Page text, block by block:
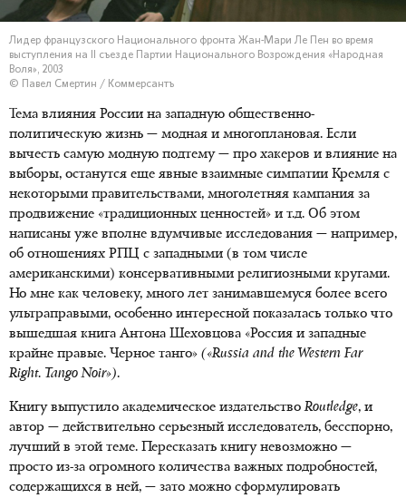
Лидер французского Национального фронта Жан-Мари Ле Пен во время
выступления на II съезде Партии Национального Возрождения «Народная
Воля», 2003
© Павел Смертин / Коммерсантъ
Тема влияния России на западную общественно-
политическую жизнь — модная и многоплановая. Если
вычесть самую модную подтему — про хакеров и влияние на
выборы, останутся еще явные взаимные симпатии Кремля с
некоторыми правительствами, многолетняя кампания за
продвижение «традиционных ценностей» и т.д. Об этом
написаны уже вполне вдумчивые исследования — например,
об отношениях РПЦ с западными (в том числе
американскими) консервативными религиозными кругами.
Но мне как человеку, много лет занимавшемуся более всего
ультраправыми, особенно интересной показалась только что
вышедшая книга Антона Шеховцова «Россия и западные
крайне правые. Черное танго» («Russia and the Western Far
Right. Tango Noir»).
Книгу выпустило академическое издательствоRoutledge, и
автор — действительно серьезный исследователь, бесспорно,
лучший в этой теме. Пересказать книгу невозможно —
просто из-за огромного количества важных подробностей,
содержащихся в ней, — зато можно сформулировать